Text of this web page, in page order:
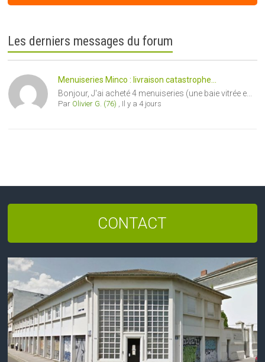
Les derniers messages du forum
Menuiseries Minco : livraison catastrophe...
Bonjour, J'ai acheté 4 menuiseries (une baie vitrée e...
Par Olivier G. (76) Il y a 4 jours
CONTACT